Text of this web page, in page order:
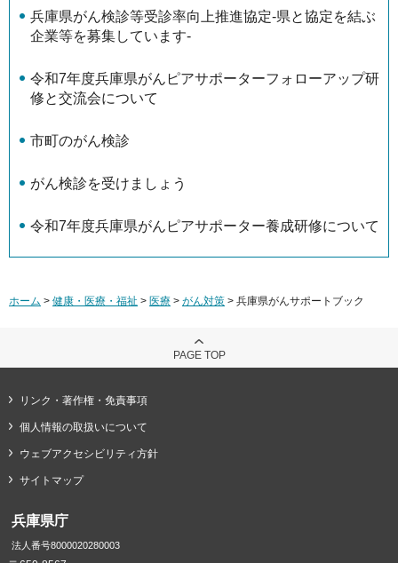
兵庫県がん検診等受診率向上推進協定-県と協定を結ぶ
企業等を募集しています-
令和7年度兵庫県がんピアサポーターフォローアップ研
修と交流会について
市町のがん検診
がん検診を受けましょう
令和7年度兵庫県がんピアサポーター養成研修について
ホーム > 健康・医療・福祉 > 医療 > がん対策 > 兵庫県がんサポートブック
PAGE TOP
リンク・著作権・免責事項
個人情報の取扱いについて
ウェブアクセシビリティ方針
サイトマップ
兵庫県庁
法人番号8000020280003